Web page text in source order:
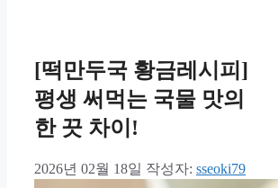
[떡만두국 황금레시피]
평생 써먹는 국물 맛의
한 끗 차이!
2026년 02월 18일 작성자: sseoki79